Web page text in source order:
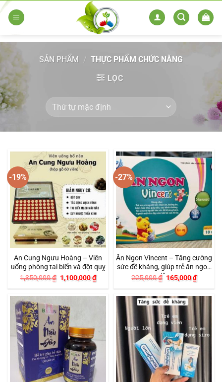
Skip
SẢN PHẨM / THỰC PHẨM CHỨC NĂNG
LỌC
-19%
An Cung Ngưu Hoàng – Viên
uống phòng tai biến và đột quỵ
1,350,000₫ Giá
gốc
là:
1,350,000 ₫.
1,100,000₫Giá
hiện
tại
là:
1,100,000 ₫.
-27%
Ăn Ngon Vincent – Tăng cường
sức đề kháng, giúp trẻ ăn ngon
miệng
225,000₫ Giá
là:
225,000 ₫.
165,000₫Giá
hiện
tại
là: